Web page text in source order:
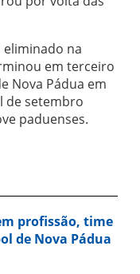
eliminado na
em terceiro
Nova Pádua em
de setembro
paduenses.
profissão, time
de Nova Pádua